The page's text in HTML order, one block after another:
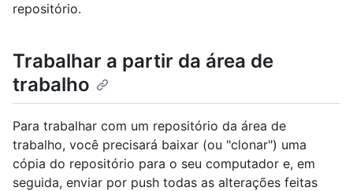
repositório.
Trabalhar a partir da área de
trabalho
Para trabalhar com um repositório da área de
trabalho, você precisará baixar (ou "clonar") uma
cópia do repositório para o seu computador e, em
seguida, enviar por push todas as alterações feitas